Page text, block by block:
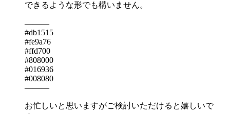
できるような形でも構いません。
———
#db1515
#fe9a76
#ffd700
#808000
#016936
#008080
———
お忙しいと思いますがご検討いただけると嬉しいで